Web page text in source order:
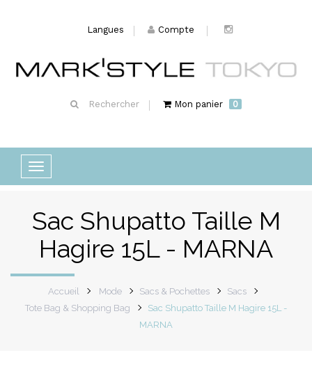
Langues Compte
Rechercher Mon panier 0
Basculer
la
Sac Shupatto Taille M
Hagire 15L - MARNA
Accueil Mode Sacs & Pochettes
Sacs
Tote Bag & Shopping Bag
Sac Shupatto Taille M Hagire 15L -
MARNA